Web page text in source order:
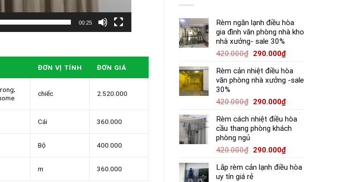
Rèm ngăn lạnh điều hòa
gia đình văn phòng nhà kho
nhà xưởng- sale 30%
420.000₫ 290.000₫
Rèm cản nhiệt điều hòa
văn phòng nhà xưởng -sale
30%
420.000₫ 290.000₫
Rèm cách nhiệt điều hòa
cầu thang phòng khách
phòng ngủ
420.000₫ 290.000₫
Lắp rèm cản lạnh điều hòa
uy tín giá rẻ
00:25
ĐƠN VỊ TÍNH ĐƠN GIÁ
chiếc 2.520.000
Cái 360.000
Bộ 400.000
m 360.000